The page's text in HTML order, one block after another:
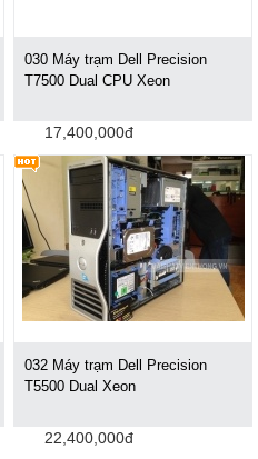
030 Máy trạm Dell Precision
T7500 Dual CPU Xeon
17,400,000đ
032 Máy trạm Dell Precision
T5500 Dual Xeon
22,400,000đ